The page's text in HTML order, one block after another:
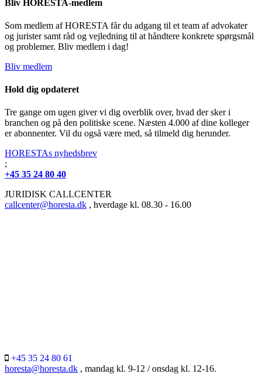
Bliv HORESTA-medlem
Som medlem af HORESTA får du adgang til et team af advokater
og jurister samt råd og vejledning til at håndtere konkrete spørgsmål
og problemer. Bliv medlem i dag!
Bliv medlem
Hold dig opdateret
Tre gange om ugen giver vi dig overblik over, hvad der sker i
branchen og på den politiske scene. Næsten 4.000 af dine kolleger
er abonnenter. Vil du også være med, så tilmeld dig herunder.
HORESTAs nyhedsbrev
;
+45 35 24 80 40
JURIDISK CALLCENTER
callcenter@horesta.dk , hverdage kl. 08.30 - 16.00
+45 35 24 80 61
horesta@horesta.dk , mandag kl. 9-12 / onsdag kl. 12-16.